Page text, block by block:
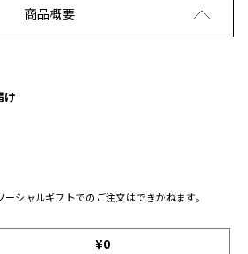
商品概要
け
シャルギフトでのご注文はできかねます。
¥0